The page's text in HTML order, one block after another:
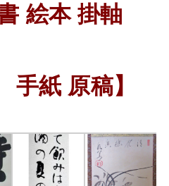
絵本 掛軸
手紙 原稿】